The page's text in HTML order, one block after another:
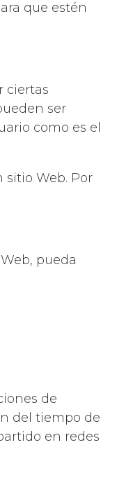
que estén
ciertas
ser
como es el
Web. Por
pueda
de
del tiempo de
en redes